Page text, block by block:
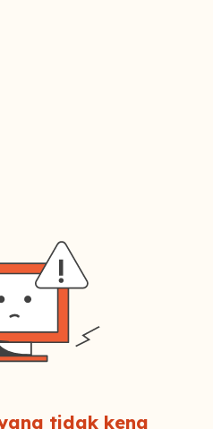
tidak kena